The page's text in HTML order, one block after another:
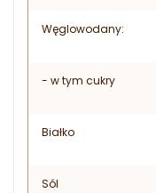
Węglowodany:
- w tym cukry
Białko
Sól